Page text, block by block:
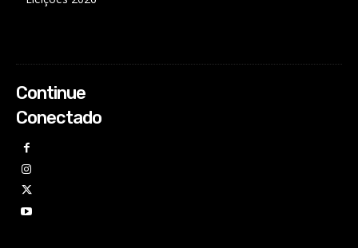
Continue
Conectado